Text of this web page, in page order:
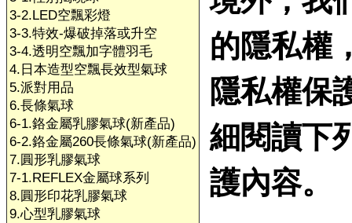
3-2.LED空飄彩燈
3-3.特效-爆破掉落或升空
3-4.透明空飄加字體羽毛
4.日本造型空飄長效型氣球
5.派對用品
6.長條氣球
6-1.鉻金屬乳膠氣球(新產品)
6-2.鉻金屬260長條氣球(新產品)
7.圓形乳膠氣球
7-1.REFLEX金屬球系列
8.圓形印花乳膠氣球
9.心型乳膠氣球
的隱私權
隱私權保
細閱讀下
護內容。